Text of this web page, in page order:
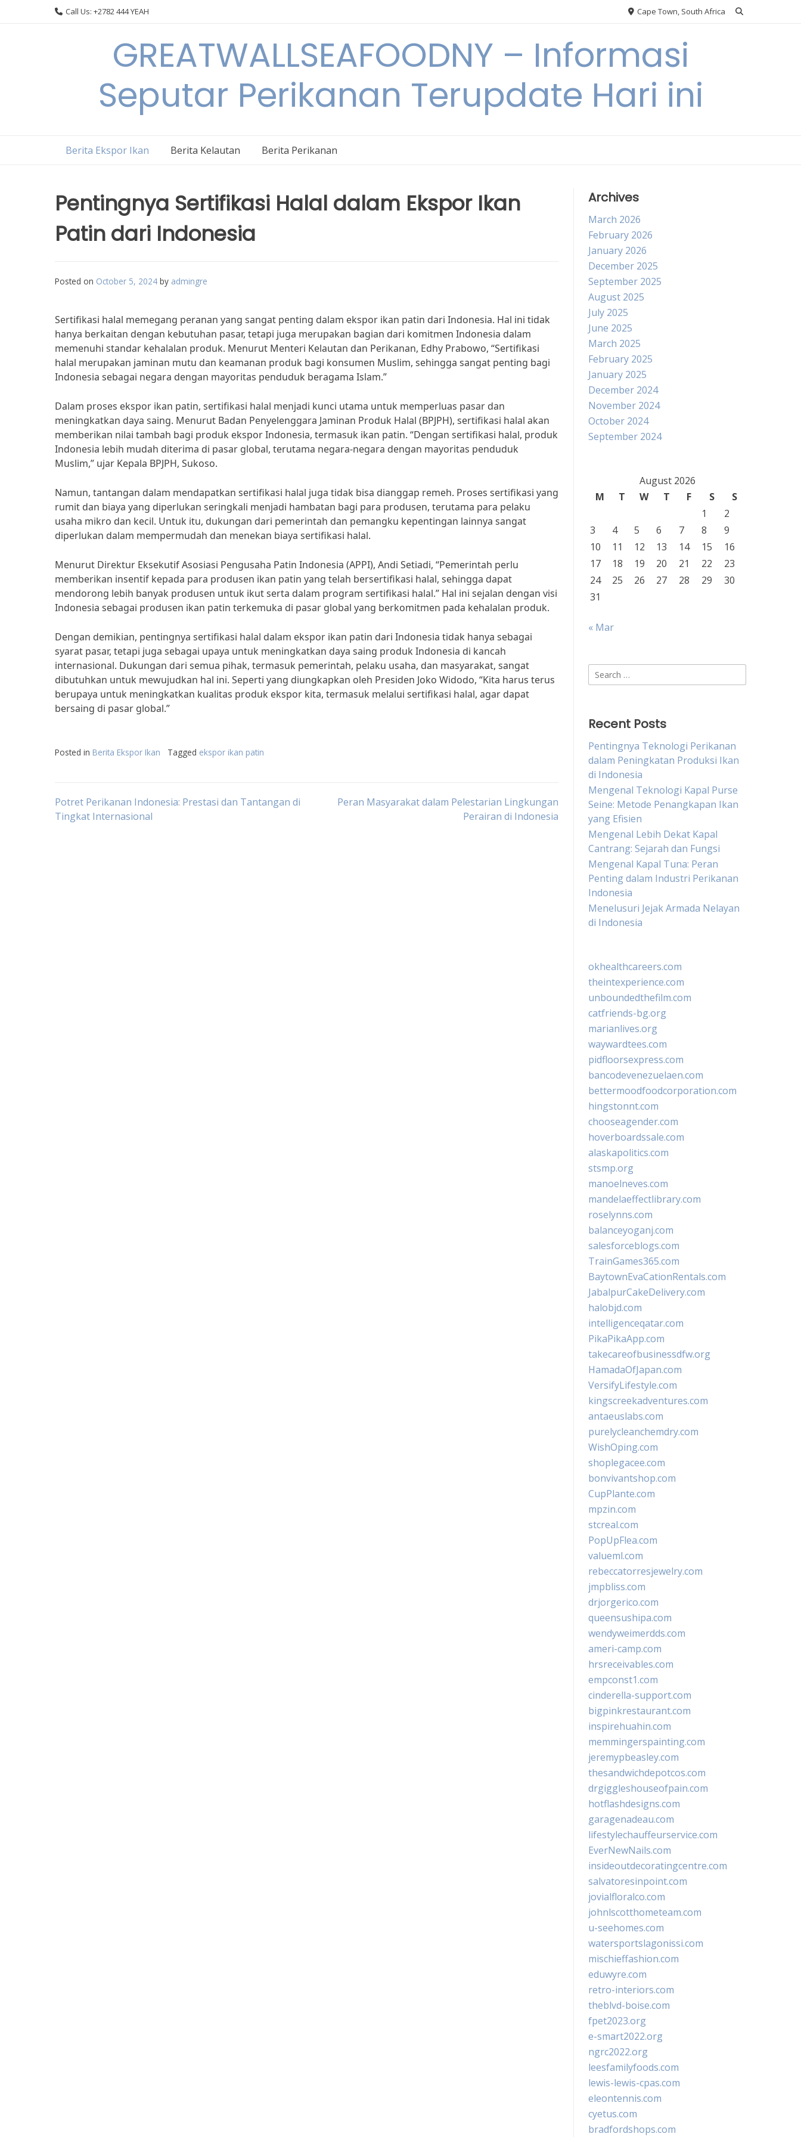
Call Us: +2782 444 YEAH Cape Town, South Africa
GREATWALLSEAFOODNY – Informasi
Seputar Perikanan Terupdate Hari ini
Berita Ekspor Ikan Berita Kelautan Berita Perikanan
Pentingnya Sertifikasi Halal dalam Ekspor Ikan
Patin dari Indonesia
Posted on October 5, 2024 by admingre
Sertifikasi halal memegang peranan yang sangat penting dalam ekspor ikan patin dari Indonesia. Hal ini tidak
hanya berkaitan dengan kebutuhan pasar, tetapi juga merupakan bagian dari komitmen Indonesia dalam
memenuhi standar kehalalan produk. Menurut Menteri Kelautan dan Perikanan, Edhy Prabowo, “Sertifikasi
halal merupakan jaminan mutu dan keamanan produk bagi konsumen Muslim, sehingga sangat penting bagi
Indonesia sebagai negara dengan mayoritas penduduk beragama Islam.”
Dalam proses ekspor ikan patin, sertifikasi halal menjadi kunci utama untuk memperluas pasar dan
meningkatkan daya saing. Menurut Badan Penyelenggara Jaminan Produk Halal (BPJPH), sertifikasi halal akan
memberikan nilai tambah bagi produk ekspor Indonesia, termasuk ikan patin. “Dengan sertifikasi halal, produk
Indonesia lebih mudah diterima di pasar global, terutama negara-negara dengan mayoritas penduduk
Muslim,” ujar Kepala BPJPH, Sukoso.
Namun, tantangan dalam mendapatkan sertifikasi halal juga tidak bisa dianggap remeh. Proses sertifikasi yang
rumit dan biaya yang diperlukan seringkali menjadi hambatan bagi para produsen, terutama para pelaku
usaha mikro dan kecil. Untuk itu, dukungan dari pemerintah dan pemangku kepentingan lainnya sangat
diperlukan dalam mempermudah dan menekan biaya sertifikasi halal.
Menurut Direktur Eksekutif Asosiasi Pengusaha Patin Indonesia (APPI), Andi Setiadi, “Pemerintah perlu
memberikan insentif kepada para produsen ikan patin yang telah bersertifikasi halal, sehingga dapat
mendorong lebih banyak produsen untuk ikut serta dalam program sertifikasi halal.” Hal ini sejalan dengan visi
Indonesia sebagai produsen ikan patin terkemuka di pasar global yang berkomitmen pada kehalalan produk.
Dengan demikian, pentingnya sertifikasi halal dalam ekspor ikan patin dari Indonesia tidak hanya sebagai
syarat pasar, tetapi juga sebagai upaya untuk meningkatkan daya saing produk Indonesia di kancah
internasional. Dukungan dari semua pihak, termasuk pemerintah, pelaku usaha, dan masyarakat, sangat
dibutuhkan untuk mewujudkan hal ini. Seperti yang diungkapkan oleh Presiden Joko Widodo, “Kita harus terus
berupaya untuk meningkatkan kualitas produk ekspor kita, termasuk melalui sertifikasi halal, agar dapat
bersaing di pasar global.”
Posted in Berita Ekspor Ikan Tagged ekspor ikan patin
Post
Potret Perikanan Indonesia: Prestasi dan Tantangan di
Tingkat Internasional
Peran Masyarakat dalam Pelestarian Lingkungan
Perairan di Indonesia
Archives
March 2026
February 2026
January 2026
December 2025
September 2025
August 2025
July 2025
June 2025
March 2025
February 2025
January 2025
December 2024
November 2024
October 2024
September 2024
August 2026
M
T W T F S
S
1
2
3
4 5 6 7 8
9
10
11 12 13 14 15
16
17
18 19 20 21 22
23
24
25 26 27 28 29
30
31
« Mar
Search
for:
Recent Posts
Pentingnya Teknologi Perikanan
dalam Peningkatan Produksi Ikan
di Indonesia
Mengenal Teknologi Kapal Purse
Seine: Metode Penangkapan Ikan
yang Efisien
Mengenal Lebih Dekat Kapal
Cantrang: Sejarah dan Fungsi
Mengenal Kapal Tuna: Peran
Penting dalam Industri Perikanan
Indonesia
Menelusuri Jejak Armada Nelayan
di Indonesia
okhealthcareers.com
theintexperience.com
unboundedthefilm.com
catfriends-bg.org
marianlives.org
waywardtees.com
pidfloorsexpress.com
bancodevenezuelaen.com
bettermoodfoodcorporation.com
hingstonnt.com
chooseagender.com
hoverboardssale.com
alaskapolitics.com
stsmp.org
manoelneves.com
mandelaeffectlibrary.com
roselynns.com
balanceyoganj.com
salesforceblogs.com
TrainGames365.com
BaytownEvaCationRentals.com
JabalpurCakeDelivery.com
halobjd.com
intelligenceqatar.com
PikaPikaApp.com
takecareofbusinessdfw.org
HamadaOfJapan.com
VersifyLifestyle.com
kingscreekadventures.com
antaeuslabs.com
purelycleanchemdry.com
WishOping.com
shoplegacee.com
bonvivantshop.com
CupPlante.com
mpzin.com
stcreal.com
PopUpFlea.com
valueml.com
rebeccatorresjewelry.com
jmpbliss.com
drjorgerico.com
queensushipa.com
wendyweimerdds.com
ameri-camp.com
hrsreceivables.com
empconst1.com
cinderella-support.com
bigpinkrestaurant.com
inspirehuahin.com
memmingerspainting.com
jeremypbeasley.com
thesandwichdepotcos.com
drgiggleshouseofpain.com
hotflashdesigns.com
garagenadeau.com
lifestylechauffeurservice.com
EverNewNails.com
insideoutdecoratingcentre.com
salvatoresinpoint.com
jovialfloralco.com
johnlscotthometeam.com
u-seehomes.com
watersportslagonissi.com
mischieffashion.com
eduwyre.com
retro-interiors.com
theblvd-boise.com
fpet2023.org
e-smart2022.org
ngrc2022.org
leesfamilyfoods.com
lewis-lewis-cpas.com
eleontennis.com
cyetus.com
bradfordshops.com